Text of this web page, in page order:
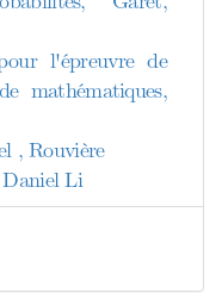
l'épreuvre de
mathématiques,
, Rouvière
Daniel Li